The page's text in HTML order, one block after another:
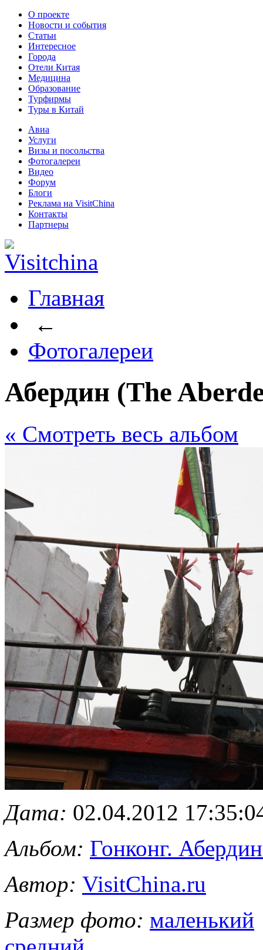
О проекте
Новости и события
Статьи
Интересное
Города
Отели Китая
Медицина
Образование
Турфирмы
Туры в Китай
Авиа
Услуги
Визы и посольства
Фотогалереи
Видео
Форум
Блоги
Реклама на VisitChina
Контакты
Партнеры
Главная
←
Фотогалереи
Абердин (The
« Cмотреть весь альбом
Дата: 02.04.2012
Альбом: Гонконг.
Автор: VisitChina.ru
Размер фото: маленький